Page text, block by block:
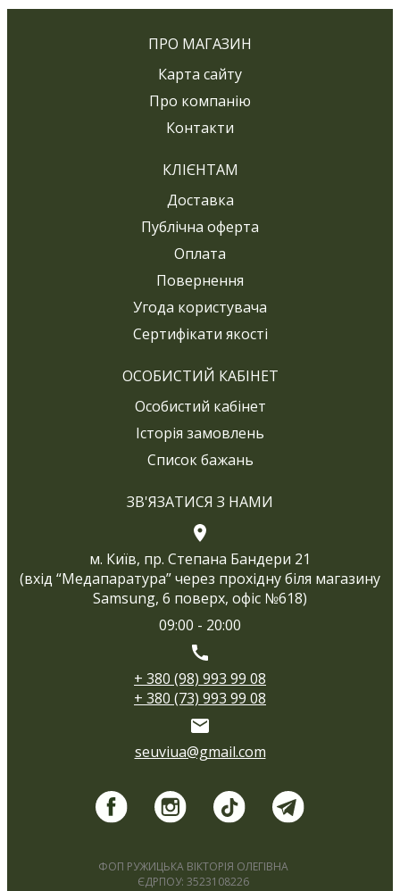
ПРО МАГАЗИН
Карта сайту
Про компанію
Контакти
КЛІЄНТАМ
Доставка
Публічна оферта
Оплата
Повернення
Угода користувача
Сертифікати якості
ОСОБИСТИЙ КАБІНЕТ
Особистий кабінет
Історія замовлень
Список бажань
ЗВ'ЯЗАТИСЯ З НАМИ
м. Київ, пр. Степана Бандери 21
(вхід “Медапаратура” через прохідну біля магазину
Samsung, 6 поверх, офіс №618)
09:00 - 20:00
+ 380 (98) 993 99 08
+ 380 (73) 993 99 08
seuviua@gmail.com
ФОП РУЖИЦЬКА ВІКТОРІЯ ОЛЕГІВНА
ЄДРПОУ: 3523108226